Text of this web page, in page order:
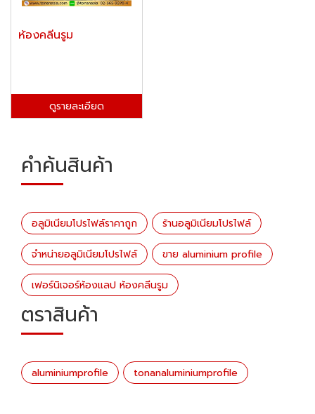
ห้องคลีนรูม
ดูรายละเอียด
คำค้นสินค้า
อลูมิเนียมโปรไฟล์ราคาถูก ร้านอลูมิเนียมโปรไฟล์
จำหน่ายอลูมิเนียมโปรไฟล์ ขาย aluminium profile
เฟอร์นิเจอร์ห้องแลป ห้องคลีนรูม
ตราสินค้า
aluminiumprofile tonanaluminiumprofile